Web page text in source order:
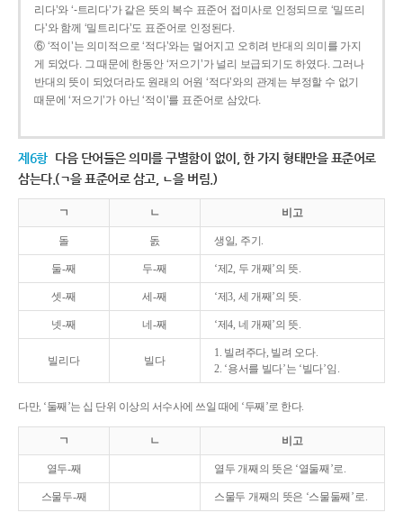
리다’와 ‘-트리다’가 같은 뜻의 복수 표준어 접미사로 인정되므로 ‘밀뜨리
다’와 함께 ‘밀트리다’도 표준어로 인정된다.
⑥ ‘적이’는 의미적으로 ‘적다’와는 멀어지고 오히려 반대의 의미를 가지
게 되었다. 그 때문에 한동안 ‘저으기’가 널리 보급되기도 하였다. 그러나
반대의 뜻이 되었더라도 원래의 어원 ‘적다’와의 관계는 부정할 수 없기
때문에 ‘저으기’가 아닌 ‘적이’를 표준어로 삼았다.
제6항 다음 단어들은 의미를 구별함이 없이, 한 가지 형태만을 표준어로
삼는다.(ㄱ을 표준어로 삼고, ㄴ을 버림.)
ㄱ ㄴ 비고
돌 돐 생일, 주기.
둘-째 두-째 ‘제2, 두 개째’의 뜻.
셋-째 세-째 ‘제3, 세 개째’의 뜻.
넷-째 네-째 ‘제4, 네 개째’의 뜻.
빌리다 빌다
1. 빌려주다, 빌려 오다.
2. ‘용서를 빌다’는 ‘빌다’임.
다만, ‘둘째’는 십 단위 이상의 서수사에 쓰일 때에 ‘두째’로 한다.
ㄱ ㄴ 비고
열두-째 열두 개째의 뜻은 ‘열둘째’로.
스물두-째 스물두 개째의 뜻은 ‘스물둘째’로.